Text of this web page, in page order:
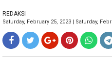
REDAKSI
Saturday, February 25, 2023 | Saturday,